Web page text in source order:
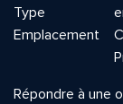
Type
Emplacement
Répondre à une